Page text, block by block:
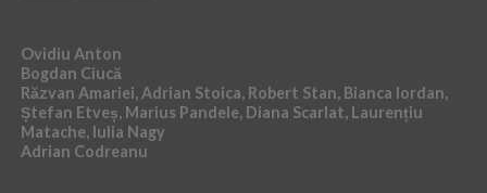
Ovidiu Anton
Bogdan Ciucă
Răzvan Amariei, Adrian Stoica, Robert Stan, Bianca Iordan,
Ștefan Etveș, Marius Pandele, Diana Scarlat, Laurențiu
Matache, Iulia Nagy
Adrian Codreanu